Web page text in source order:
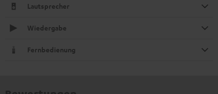
Lautsprecher
Wiedergabe
Fernbedienung